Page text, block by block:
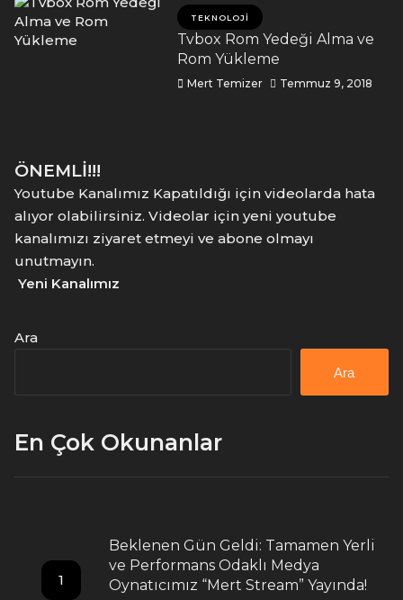
TEKNOLOJI
Tvbox Rom Yedeği Alma ve
Rom Yükleme
Mert Temizer Temmuz 9, 2018
ÖNEMLİ!!!
Youtube Kanalımız Kapatıldığı için videolarda hata
alıyor olabilirsiniz. Videolar için yeni youtube
kanalımızı ziyaret etmeyi ve abone olmayı
unutmayın.
Yeni Kanalımız
Ara
Ara
En Çok Okunanlar
1
Beklenen Gün Geldi: Tamamen Yerli
ve Performans Odaklı Medya
Oynatıcımız “Mert Stream” Yayında!